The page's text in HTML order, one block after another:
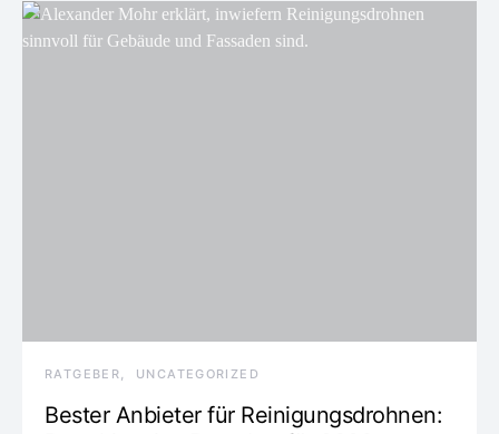
RATGEBER UNCATEGORIZED
Bester Anbieter für Reinigungsdrohnen: